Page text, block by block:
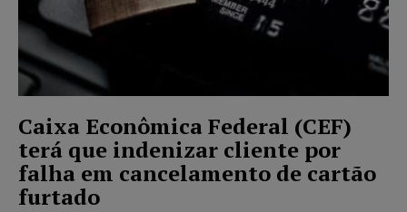
Caixa Econômica Federal (CEF)
terá que indenizar cliente por
falha em cancelamento de cartão
furtado